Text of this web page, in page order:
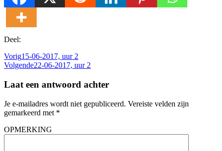
Deel:
Vorig15-06-2017, uur 2
Volgende22-06-2017, uur 2
Laat een antwoord achter
Je e-mailadres wordt niet gepubliceerd. Vereiste velden zijn
gemarkeerd met *
OPMERKING